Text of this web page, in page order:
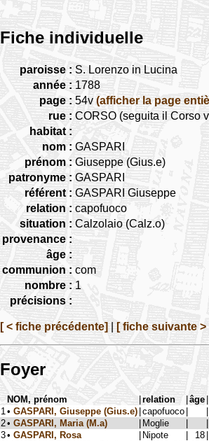
Fiche individuelle
paroisse : S. Lorenzo in Lucina
année : 1788
page : 54v (afficher la page
rue : CORSO (seguita il Corso
habitat :
nom : GASPARI
prénom : Giuseppe (Gius.e)
patronyme : GASPARI
référent : GASPARI Giuseppe
relation : capofuoco
situation : Calzolaio (Calz.o)
provenance :
âge :
communion : com
nombre : 1
précisions :
[ < fiche précédente] [ fiche suivante >
Foyer
NOM, prénom |relation |âge |
1 • GASPARI, Giuseppe (Gius.e) |capofuoco |
|
2• GASPARI, Maria (M.a) | Moglie |
|
3• GASPARI, Rosa | Nipote | 18 |